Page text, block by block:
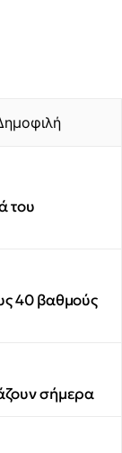
του
40 βαθμούς
σήμερα